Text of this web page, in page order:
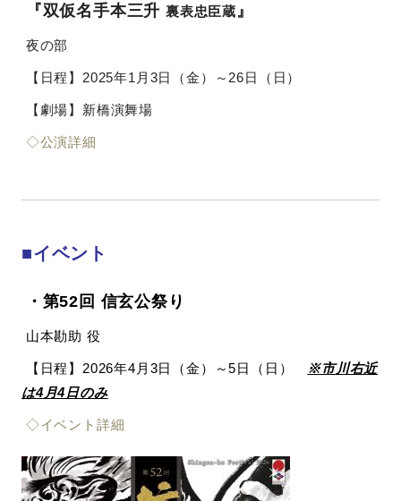
『双仮名手本三升 裏表忠臣蔵 』
夜の部
【日程】2025年1月3日（金）～26日（日）
【劇場】新橋演舞場
◇公演詳細
■イベント
・第52回 信玄公祭り
山本勘助 役
【日程】2026年4月3日（金）～5日（日）
※市川右近
は4月4日のみ
◇イベント詳細